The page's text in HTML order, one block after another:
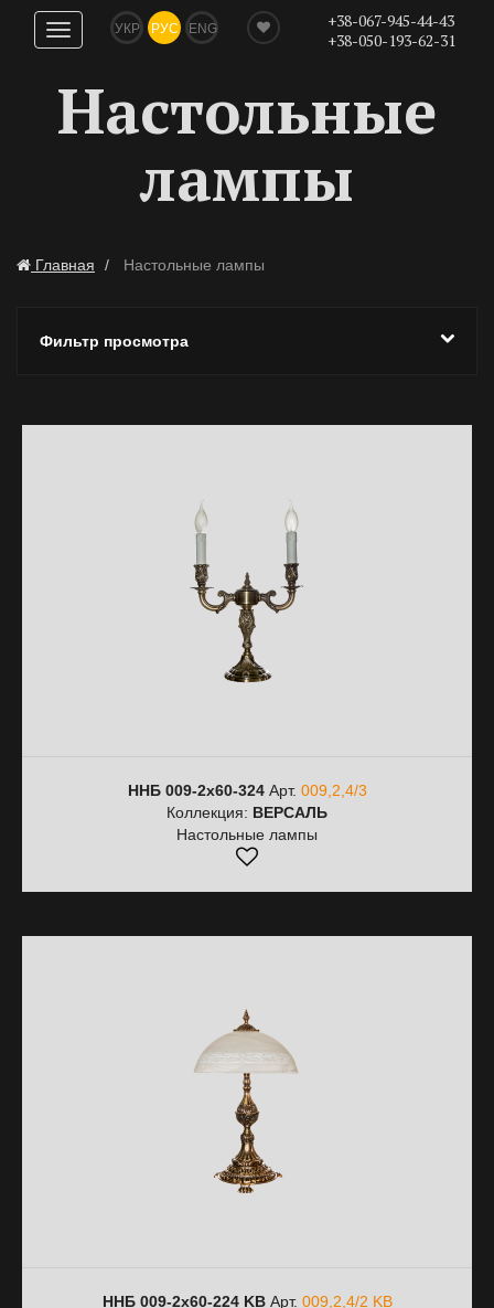
Показать
навигацию
УКР РУС ENG
+38-067-945-44-43
+38-050-193-62-31
Настольные
лампы
Главная Настольные лампы
Фильтр просмотра
ННБ 009-2х60-324Арт. 009,2,4/3
Коллекция: ВЕРСАЛЬ
Настольные лампы
ННБ 009-2х60-224 KBАрт. 009,2,4/2 KB